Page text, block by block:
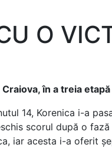
O
în a treia
14, Korenica i-a
scorul după o
iar acesta i-a oferit